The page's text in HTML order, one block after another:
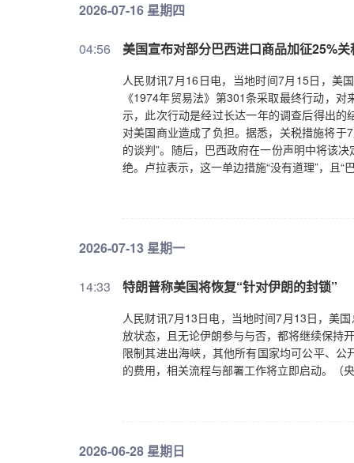
2026-07-16 星期四
04:56 美国宣布对部分巴西进口商品加征25%关
人民财讯7月16日电，当地时间7月15日，美
《1974年贸易法》第301条采取最终行动，
示，此次行动是经过长达一年的调查后得出
对美国商业造成了负担。据悉，关税措施将
的谈判”。随后，巴西政府在一份声明中将该
绝。卢拉表示，这一单边措施“没有道理”，且
2026-07-13 星期一
14:33 特朗普称美国将恢复“针对伊朗的封锁”
人民财讯7月13日电，当地时间7月13日，美
放状态，且无论伊朗参与与否，都将继续保持
限制其进出海峡，其他所有国家均可公平、
的费用，相关流程与部署工作将立即启动。（
2026-06-28 星期日